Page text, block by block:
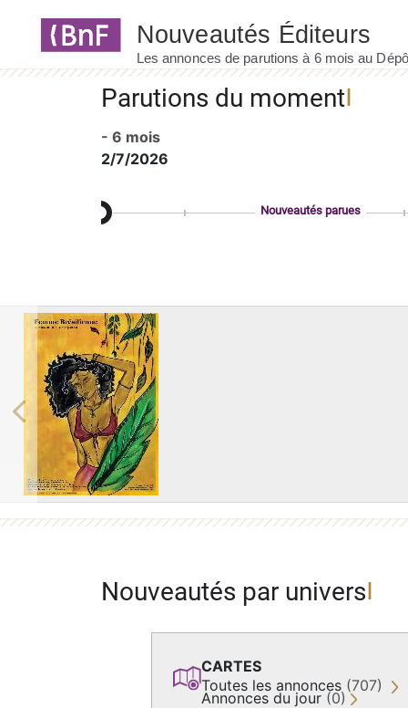
Parutions du moment
- 6 mois
2/7/2026
Nouveautés parues
Previous
Nouveautés par univers
CARTES
Toutes les annonces (707)
Annonces du jour (0)